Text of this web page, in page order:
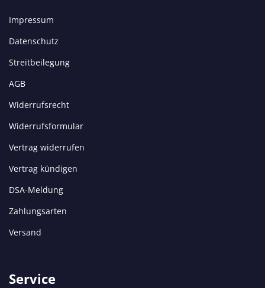
Impressum
Datenschutz
Streitbeilegung
AGB
Widerrufsrecht
Widerrufsformular
Vertrag widerrufen
Vertrag kündigen
DSA-Meldung
Zahlungsarten
Versand
Service